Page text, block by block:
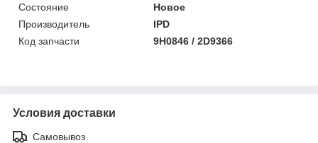
Состояние
Новое
Производитель
IPD
Код запчасти
9H0846 / 2D9366
Условия доставки
Самовывоз